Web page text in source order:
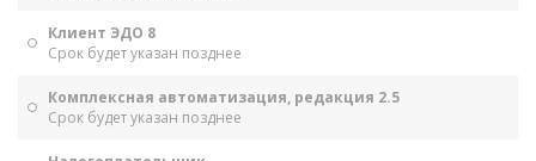
Клиент ЭДО 8
Срок будет указан позднее
Комплексная автоматизация, редакция 2.5
Срок будет указан позднее